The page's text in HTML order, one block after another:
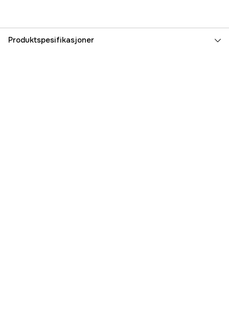
Produktspesifikasjoner